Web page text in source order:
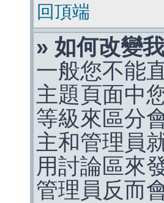
回頂端
» 如何改變
一般您不能
主題頁面中
等級來區分
主和管理員
用討論區來
管理員反而